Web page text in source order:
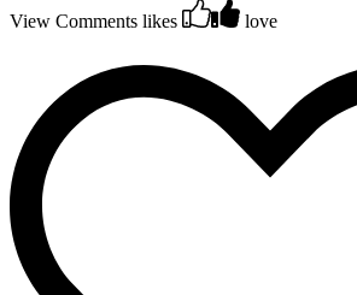
View Comments likes love